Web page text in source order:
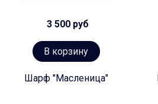
3 500 руб
В корзину
Шарф "Масленица"